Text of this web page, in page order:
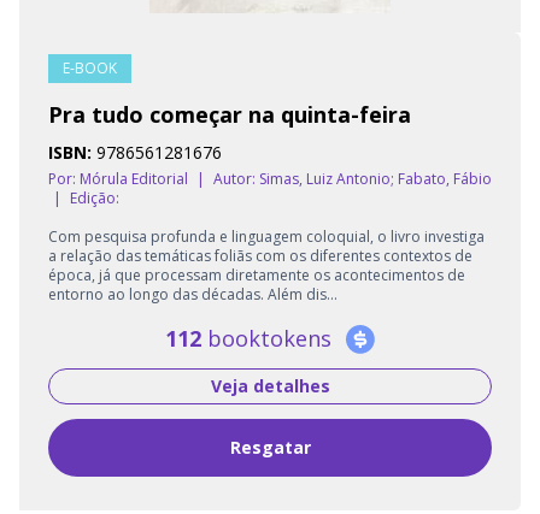
E-BOOK
Pra tudo começar na quinta-feira
ISBN: 9786561281676
Por: Mórula Editorial | Autor: Simas, Luiz Antonio; Fabato, Fábio
|
Edição:
Com pesquisa profunda e linguagem coloquial, o livro investiga
a relação das temáticas foliãs com os diferentes contextos de
época, já que processam diretamente os acontecimentos de
entorno ao longo das décadas. Além dis...
112 booktokens
Veja detalhes
Resgatar